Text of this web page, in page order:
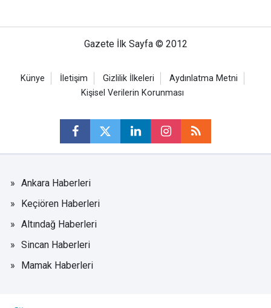
Gazete İlk Sayfa © 2012
Künye İletişim Gizlilik İlkeleri
Aydınlatma Metni
Kişisel Verilerin Korunması
Ankara Haberleri
Keçiören Haberleri
Altındağ Haberleri
Sincan Haberleri
Mamak Haberleri